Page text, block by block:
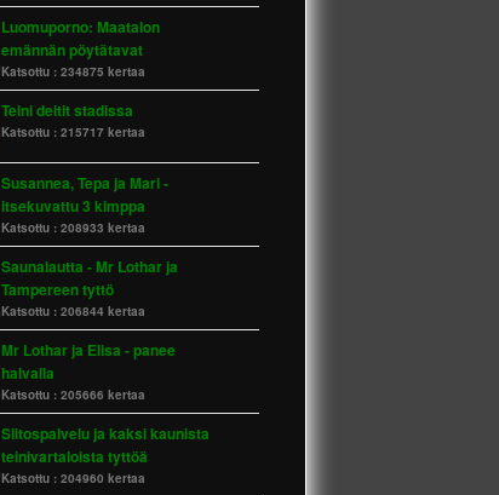
Luomuporno: Maatalon
emännän pöytätavat
Katsottu :234875 kertaa
Teini deitit stadissa
Katsottu :215717 kertaa
Susannea, Tepa ja Mari -
itsekuvattu 3 kimppa
Katsottu :208933 kertaa
Saunalautta - Mr Lothar ja
Tampereen tyttö
Katsottu :206844 kertaa
Mr Lothar ja Elisa - panee
halvalla
Katsottu :205666 kertaa
Siitospalvelu ja kaksi kaunista
teinivartaloista tyttöä
Katsottu :204960 kertaa